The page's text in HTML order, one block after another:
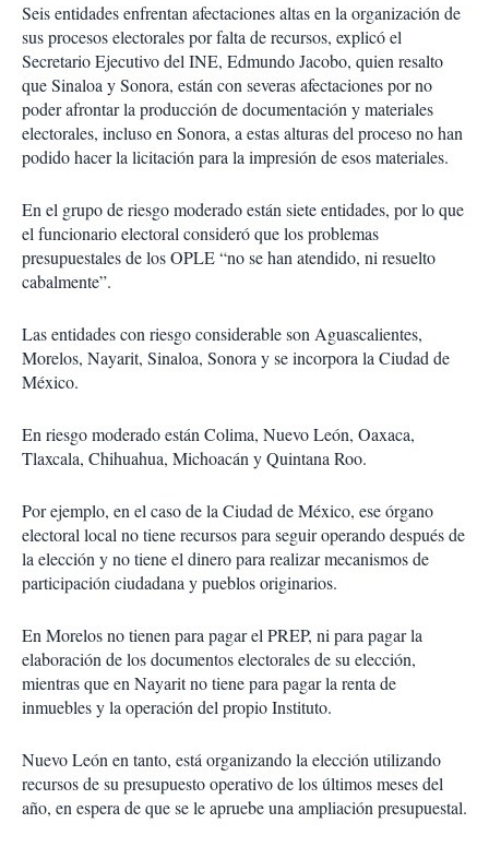
Seis entidades enfrentan afectaciones altas en la organización de
sus procesos electorales por falta de recursos, explicó el
Secretario Ejecutivo del INE, Edmundo Jacobo, quien resalto
que Sinaloa y Sonora, están con severas afectaciones por no
poder afrontar la producción de documentación y materiales
electorales, incluso en Sonora, a estas alturas del proceso no han
podido hacer la licitación para la impresión de esos materiales.
En el grupo de riesgo moderado están siete entidades, por lo que
el funcionario electoral consideró que los problemas
presupuestales de los OPLE “no se han atendido, ni resuelto
cabalmente”.
Las entidades con riesgo considerable son Aguascalientes,
Morelos, Nayarit, Sinaloa, Sonora y se incorpora la Ciudad de
México.
En riesgo moderado están Colima, Nuevo León, Oaxaca,
Tlaxcala, Chihuahua, Michoacán y Quintana Roo.
Por ejemplo, en el caso de la Ciudad de México, ese órgano
electoral local no tiene recursos para seguir operando después de
la elección y no tiene el dinero para realizar mecanismos de
participación ciudadana y pueblos originarios.
En Morelos no tienen para pagar el PREP, ni para pagar la
elaboración de los documentos electorales de su elección,
mientras que en Nayarit no tiene para pagar la renta de
inmuebles y la operación del propio Instituto.
Nuevo León en tanto, está organizando la elección utilizando
recursos de su presupuesto operativo de los últimos meses del
año, en espera de que se le apruebe una ampliación presupuestal.